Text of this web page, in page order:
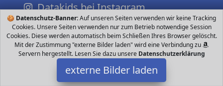
🍪 Datenschutz-Banner:Auf unseren Seiten verwenden wir keine Tracking
Cookies. Unsere Seiten verwenden nur zum Betrieb notwendige Session
Cookies. Diese werden automatisch beim Schließen Ihres Browser gelöscht.
Mit der Zustimmung "externe Bilder laden" wird eine Verbindung zu
Servern hergestellt. Lesen Sie dazu unsere Datenschutzerklärung
externe Bilder laden
Datakids bei Instagram
Datakids bei Github